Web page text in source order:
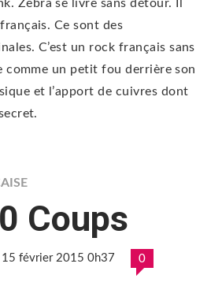
Zebra se livre sans détour. Il
Ce sont des
C’est un rock français sans
comme un petit fou derrière son
et l’apport de cuivres dont
Coups
15 février 2015 0h37
0